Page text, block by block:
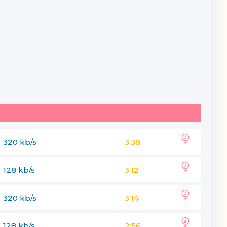
320 kb/s 3:38
128 kb/s 3:12
320 kb/s 3:14